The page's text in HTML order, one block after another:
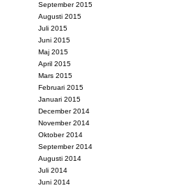
September 2015
Augusti 2015
Juli 2015
Juni 2015
Maj 2015
April 2015
Mars 2015
Februari 2015
Januari 2015
December 2014
November 2014
Oktober 2014
September 2014
Augusti 2014
Juli 2014
Juni 2014